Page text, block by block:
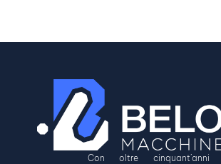
Con oltre cinquant’anni